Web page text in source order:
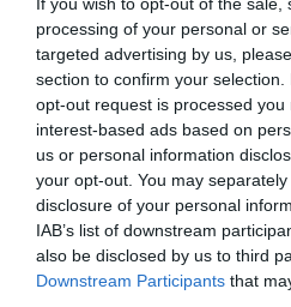
processing of your personal or
targeted advertising by us,
section to confirm your
opt-out request is processed you
interest-based ads based on
us or personal information
your opt-out. You may
disclosure of your personal
IAB’s list of downstream
also be disclosed by us to third
Downstream Participants that
csúcsvezetői nyújtanak első
információkat, amelyek az
szereplője – a termelők, az
kereskedők – számára
szolgálhatnak. Emellett a
körű bemutatkozási és
agráriumot kiszolgáló
integrátorok, gépforgalmazók,
szolgáltatók – számára. A konferencia a tartalmas
programkínálaton túl alkalmat
2026
2026. november 26. Marriott
Elképesztő ütemben
együtt a vállalatok működése,
megszűnnek, a fiókokba,
legkomplexebb ügyekben
órában kommunikálunk,
digitális világot, a belső
endeket is feje tetejére állítja
agentic AI trend. Az önállóan
RÉSZLETEK & JEGYEK